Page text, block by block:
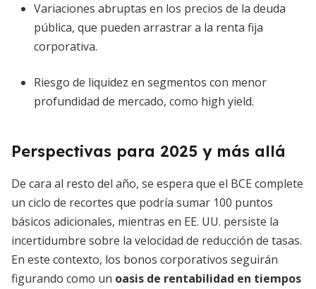
Variaciones abruptas en los precios de la deuda
pública, que pueden arrastrar a la renta fija
corporativa.
Riesgo de liquidez en segmentos con menor
profundidad de mercado, como high yield.
Perspectivas para 2025 y más allá
De cara al resto del año, se espera que el BCE complete
un ciclo de recortes que podría sumar 100 puntos
básicos adicionales, mientras en EE. UU. persiste la
incertidumbre sobre la velocidad de reducción de tasas.
En este contexto, los bonos corporativos seguirán
figurando como un oasis de rentabilidad en tiempos